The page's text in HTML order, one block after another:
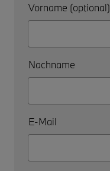
Vorname (optional)
Nachname
E-Mail